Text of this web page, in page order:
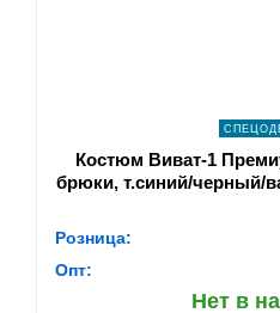
Костюм Виват-1
брюки, т.синий/черный/
Розница:
Опт:
Нет в